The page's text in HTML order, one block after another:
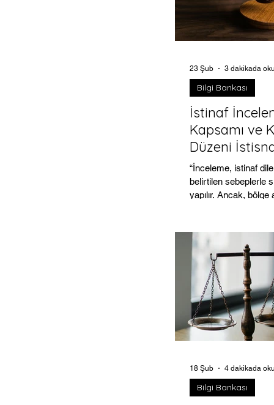
yasası ne zaman
Mevcut nafakalar
İstinaf
Kapsamı ve
Düzeni
“İnceleme, istinaf
belirtilen sebeplerle
yapılır. Ancak, bölge
gözetir.”
Bilgi Bankası
23 Şub 3 dakikada
Bilgi Bankası
18 Şub 4 dakikada